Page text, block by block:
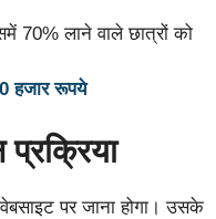
हजार रूपये
पर जाना होगा। उसके